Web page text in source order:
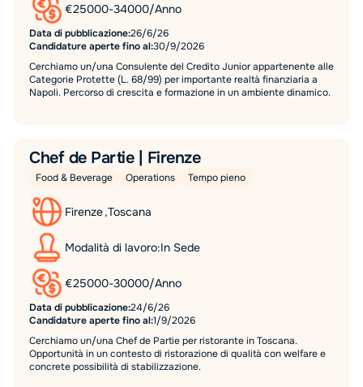
€25000-34000/Anno
Data di pubblicazione:26/6/26
Candidature aperte fino al:30/9/2026
Cerchiamo un/una Consulente del Credito Junior appartenente alle
Categorie Protette (L. 68/99) per importante realtà finanziaria a
Napoli. Percorso di crescita e formazione in un ambiente dinamico.
Chef de Partie | Firenze
Food & Beverage Operations Tempo pieno
Firenze,Toscana
Modalità di lavoro:In Sede
€25000-30000/Anno
Data di pubblicazione:24/6/26
Candidature aperte fino al:1/9/2026
Cerchiamo un/una Chef de Partie per ristorante in Toscana.
Opportunità in un contesto di ristorazione di qualità con welfare e
concrete possibilità di stabilizzazione.